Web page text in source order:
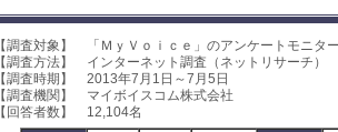
【調査対象】 「ＭｙＶｏｉｃｅ」のアンケートモニタ
【調査方法】 インターネット調査（ネットリサーチ）
【調査時期】 2013年7月1日～7月5日
【調査機関】 マイボイスコム株式会社
【回答者数】 12,104名